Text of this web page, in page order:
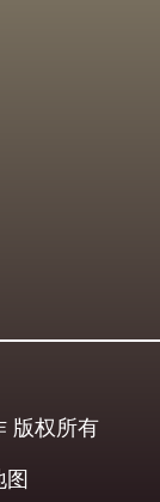
版权所有